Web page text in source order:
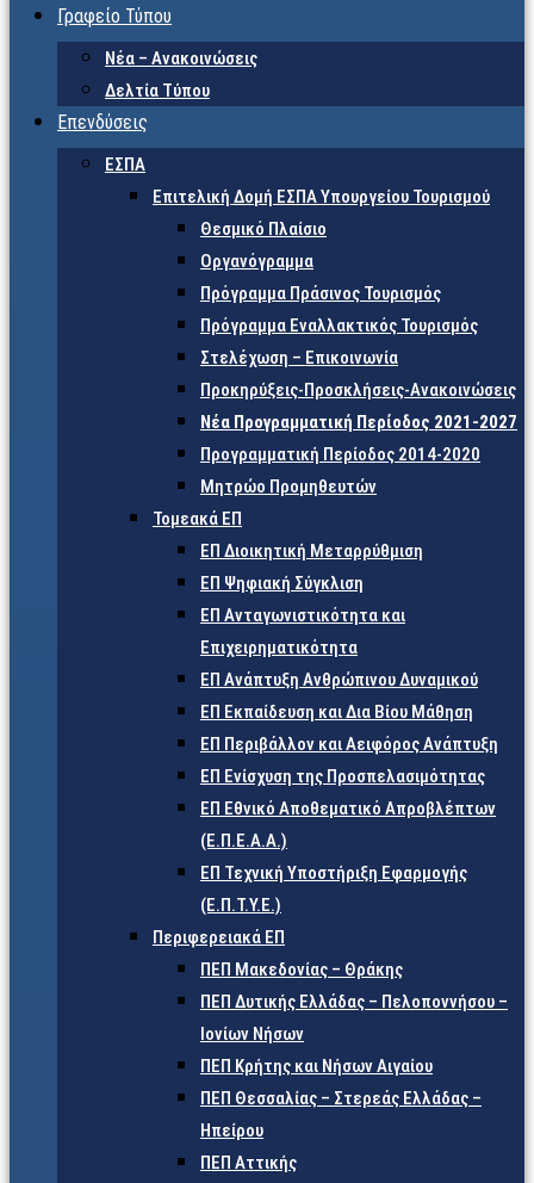
Γραφείο Τύπου
Νέα – Ανακοινώσεις
Δελτία Τύπου
Επενδύσεις
ΕΣΠΑ
Επιτελική Δομή ΕΣΠΑ Υπουργείου Τουρισμού
Θεσμικό Πλαίσιο
Οργανόγραμμα
Πρόγραμμα Πράσινος Τουρισμός
Πρόγραμμα Εναλλακτικός Τουρισμός
Στελέχωση – Επικοινωνία
Προκηρύξεις-Προσκλήσεις-Ανακοινώσεις
Νέα Προγραμματική Περίοδος 2021-2027
Προγραμματική Περίοδος 2014-2020
Μητρώο Προμηθευτών
Τομεακά ΕΠ
ΕΠ Διοικητική Μεταρρύθμιση
ΕΠ Ψηφιακή Σύγκλιση
ΕΠ Ανταγωνιστικότητα και
Επιχειρηματικότητα
ΕΠ Ανάπτυξη Ανθρώπινου Δυναμικού
ΕΠ Εκπαίδευση και Δια Βίου Μάθηση
ΕΠ Περιβάλλον και Αειφόρος Ανάπτυξη
ΕΠ Ενίσχυση της Προσπελασιμότητας
ΕΠ Εθνικό Αποθεματικό Απροβλέπτων
(Ε.Π.Ε.Α.Α.)
ΕΠ Τεχνική Υποστήριξη Εφαρμογής
(Ε.Π.Τ.Υ.Ε.)
Περιφερειακά ΕΠ
ΠΕΠ Μακεδονίας – Θράκης
ΠΕΠ Δυτικής Ελλάδας – Πελοποννήσου –
Ιονίων Νήσων
ΠΕΠ Κρήτης και Νήσων Αιγαίου
ΠΕΠ Θεσσαλίας – Στερεάς Ελλάδας –
Ηπείρου
ΠΕΠ Αττικής